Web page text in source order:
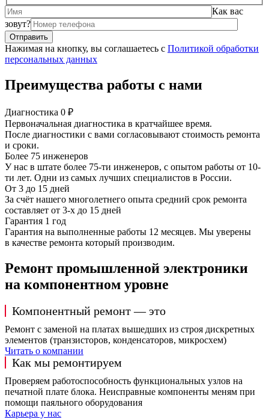
Как вас
зовут?
Нажимая на кнопку, вы соглашаетесь с Политикой обработки
персональных данных
Преимущества работы с нами
Диагностика 0 ₽
Первоначальная диагностика в кратчайшее время.
После диагностики с вами согласовывают стоимость ремонта
и сроки.
Более 75 инженеров
У нас в штате более 75-ти инженеров, с опытом работы от 10-
ти лет. Одни из самых лучших специалистов в России.
От 3 до 15 дней
За счёт нашего многолетнего опыта средний срок ремонта
составляет от 3-х до 15 дней
Гарантия 1 год
Гарантия на выполненные работы 12 месяцев. Мы уверены
в качестве ремонта который производим.
Ремонт промышленной электроники
на компонентном уровне
Компонентный ремонт — это
Ремонт с заменой на платах вышедших из строя дискретных
элементов (транзисторов, конденсаторов, микросхем)
Читать о компании
Как мы ремонтируем
Проверяем работоспособность функциональных узлов на
печатной плате блока. Неисправные компоненты меням при
помощи паяльного оборудования
Карьера у нас